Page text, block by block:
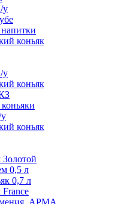
у
коньяк
у
коньяк
коньяк
0,5 л
0,7 л
АРМА